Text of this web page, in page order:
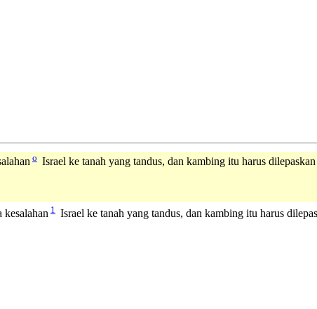
o Israel ke tanah yang tandus, dan kambing itu harus
kesalahan 1 Israel ke tanah yang tandus, dan kambing itu harus